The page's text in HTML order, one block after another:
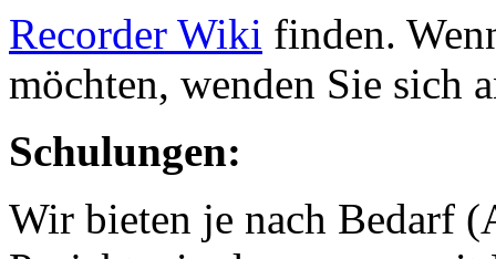
Recorder Wiki finden.
möchten, wenden Sie sich
Schulungen:
Wir bieten je nach Bedarf